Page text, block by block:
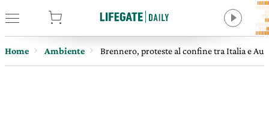
Home Ambiente Brennero, proteste al confine tra Italia e